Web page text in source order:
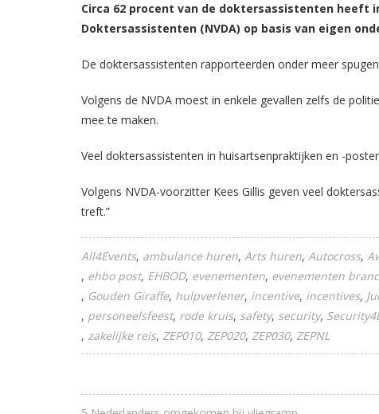
Circa 62 procent van de doktersassistenten
Doktersassistenten (NVDA) op basis van eigen
De doktersassistenten rapporteerden onder meer
Volgens de NVDA moest in enkele gevallen zelfs de
mee te maken.
Veel doktersassistenten in huisartsenpraktijken en -
Volgens NVDA-voorzitter Kees Gillis geven veel
treft.”
All4Events ambulance huren Arts huren Autocross
ehbo post EHBOD evenementen evenementen
Gouden Giraffe hulpverlener incentive incentives
personeelsfeest rode kruis safety security
zakelijke reis ZEP010 ZEP020 ZEP030 ZEPNL